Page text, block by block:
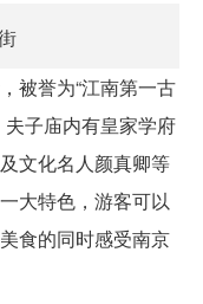
被誉为“江南第一古
子庙内有皇家学府
文化名人颜真卿等
大特色，游客可以
食的同时感受南京